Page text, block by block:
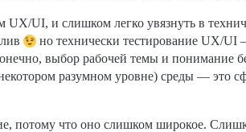
UX/UI, и слишком легко увязнуть в
но технически тестирование UX/
выбор рабочей темы и понимание
разумном уровне) среды — это
потому что оно слишком широкое.